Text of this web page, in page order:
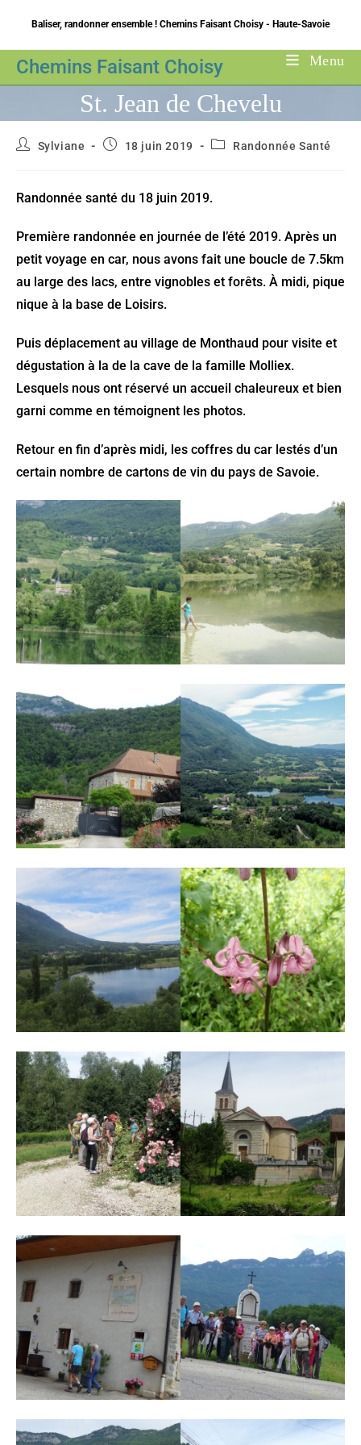
content
Baliser, randonner ensemble ! Chemins Faisant Choisy - Haute-Savoie
Chemins Faisant Choisy Menu
St. Jean de Chevelu
Auteur/autrice
Sylviane
Publication
18 juin 2019
PostRandonnée Santé
Randonnée santé du 18 juin 2019.
Première randonnée en journée de l’été 2019. Après un
petit voyage en car, nous avons fait une boucle de 7.5km
au large des lacs, entre vignobles et forêts. À midi, pique
nique à la base de Loisirs.
Puis déplacement au village de Monthaud pour visite et
dégustation à la de la cave de la famille Molliex.
Lesquels nous ont réservé un accueil chaleureux et bien
garni comme en témoignent les photos.
Retour en fin d’après midi, les coffres du car lestés d’un
certain nombre de cartons de vin du pays de Savoie.